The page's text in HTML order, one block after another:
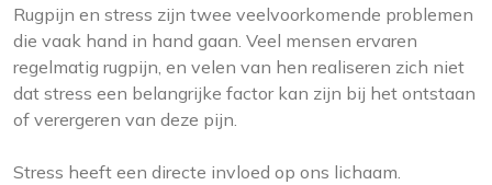
Rugpijn en stress zijn twee veelvoorkomende problemen
die vaak hand in hand gaan. Veel mensen ervaren
regelmatig rugpijn, en velen van hen realiseren zich niet
dat stress een belangrijke factor kan zijn bij het ontstaan
of verergeren van deze pijn.
Stress heeft een directe invloed op ons lichaam.